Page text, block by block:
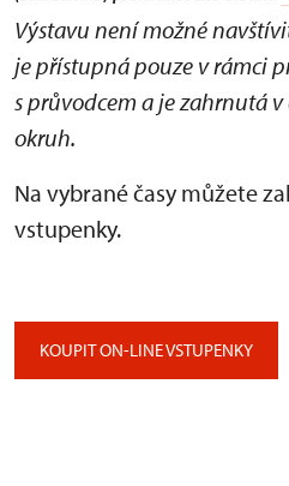
Výstavu není možné
je přístupná pouze v rámci
s průvodcem a je zahrnutá
okruh.
Na vybrané časy můžete
vstupenky.
KOUPIT ON-LINE VSTUPENKY